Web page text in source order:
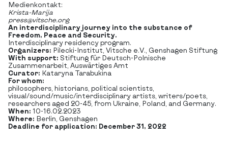
Medienkontakt:
Krista-Marija
press@vitsche.org
An interdisciplinary journey into the substance of
Freedom, Peace and Security.
Interdisciplinary residency program.
Organizers: Pilecki-Institut, Vitsche e.V., Genshagen Stiftung
With support: Stiftung für Deutsch-Polnische
Zusammenarbeit, Auswärtiges Amt
Curator: Kataryna Tarabukina
For whom:
philosophers, historians, political scientists,
visual/sound/music/interdisciplinary artists, writers/poets,
researchers aged 20-45, from Ukraine, Poland, and Germany.
When: 10-16.02.2023
Where: Berlin, Genshagen
Deadline for application: December 31, 2022